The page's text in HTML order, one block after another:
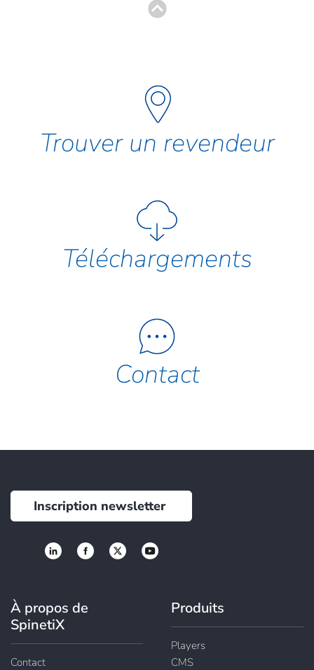
Trouver un revendeur
Téléchargements
Contact
À propos de
SpinetiX
Contact
Produits
Players
CMS
Inscription newsletter